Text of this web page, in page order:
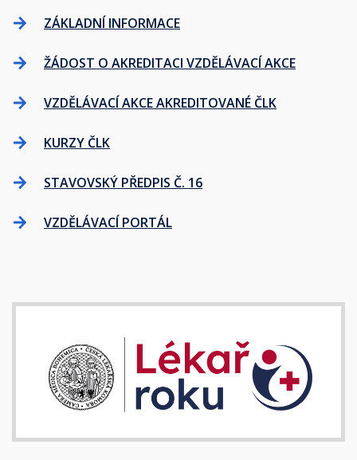
ZÁKLADNÍ INFORMACE
ŽÁDOST O AKREDITACI VZDĚLÁVACÍ AKCE
VZDĚLÁVACÍ AKCE AKREDITOVANÉ ČLK
KURZY ČLK
STAVOVSKÝ PŘEDPIS Č. 16
VZDĚLÁVACÍ PORTÁL